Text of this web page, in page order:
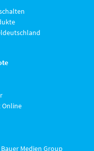
Online
Medien Group